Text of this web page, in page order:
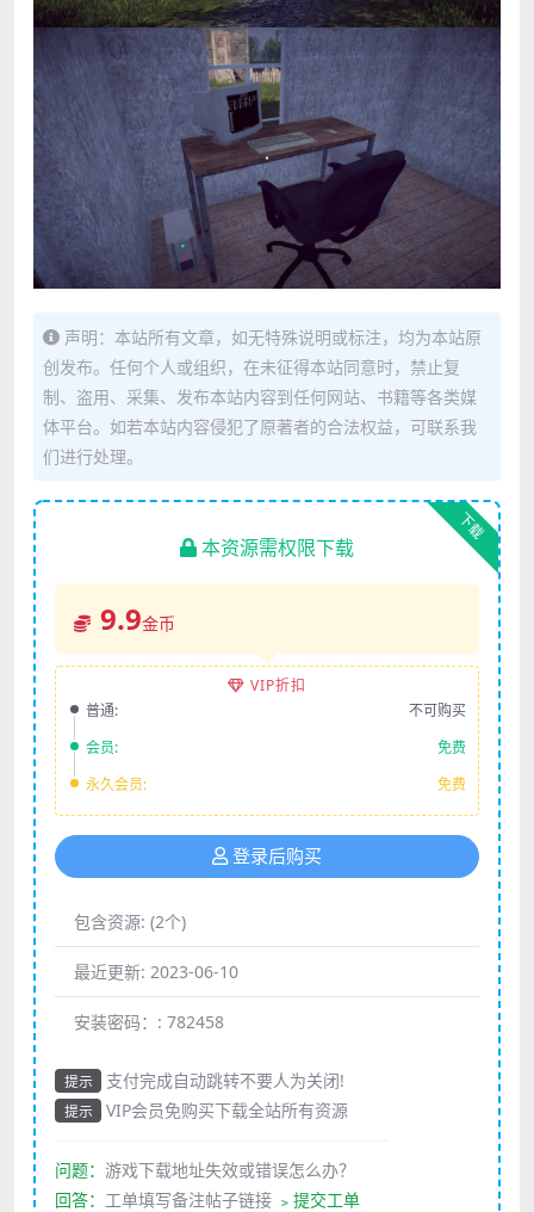
声明：本站所有文章，如无特殊说明或标注，均为本站原
创发布。任何个人或组织，在未征得本站同意时，禁止复
制、盗用、采集、发布本站内容到任何网站、书籍等各类媒
体平台。如若本站内容侵犯了原著者的合法权益，可联系我
们进行处理。
下载
本资源需权限下载
9.9金币
VIP折扣
普通:
不可购买
会员:
免费
永久会员:
免费
登录后购买
包含资源: (2个)
最近更新: 2023-06-10
安装密码：: 782458
提示 支付完成自动跳转不要人为关闭!
提示
VIP会员免购买下载全站所有资源
问题： 游戏下载地址失效或错误怎么办？
回答： 工单填写备注帖子链接 ﹥提交工单